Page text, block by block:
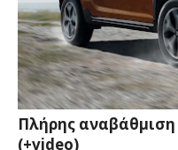
Πλήρης
(+video)